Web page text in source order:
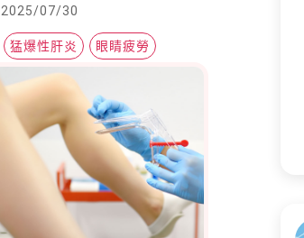
當疲勞
2025/07/30
猛爆性肝炎 眼睛疲勞
B型肝炎